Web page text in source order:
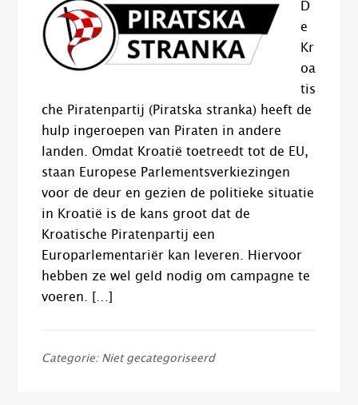
D
e
Kr
oa
tis
che Piratenpartij (Piratska stranka) heeft de
hulp ingeroepen van Piraten in andere
landen. Omdat Kroatië toetreedt tot de EU,
staan Europese Parlementsverkiezingen
voor de deur en gezien de politieke situatie
in Kroatië is de kans groot dat de
Kroatische Piratenpartij een
Europarlementariër kan leveren. Hiervoor
hebben ze wel geld nodig om campagne te
voeren. […]
Categorie: Niet gecategoriseerd